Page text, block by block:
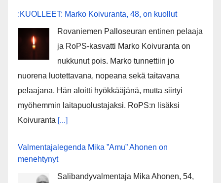
:KUOLLEET: Marko Koivuranta, 48, on kuollut
Rovaniemen Palloseuran entinen pelaaja
ja RoPS-kasvatti Marko Koivuranta on
nukkunut pois. Marko tunnettiin jo
nuorena luotettavana, nopeana sekä taitavana
pelaajana. Hän aloitti hyökkääjänä, mutta siirtyi
myöhemmin laitapuolustajaksi. RoPS:n lisäksi
Koivuranta [...]
Valmentajalegenda Mika ”Amu” Ahonen on
menehtynyt
Salibandyvalmentaja Mika Ahonen, 54,